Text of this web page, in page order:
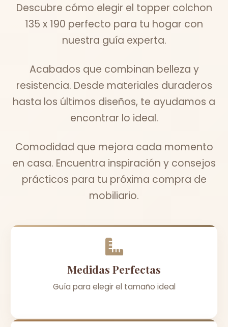
Descubre cómo elegir el topper colchon
135 x 190 perfecto para tu hogar con
nuestra guía experta.
Acabados que combinan belleza y
resistencia. Desde materiales duraderos
hasta los últimos diseños, te ayudamos a
encontrar lo ideal.
Comodidad que mejora cada momento
en casa. Encuentra inspiración y consejos
prácticos para tu próxima compra de
mobiliario.
Medidas Perfectas
Guía para elegir el tamaño ideal